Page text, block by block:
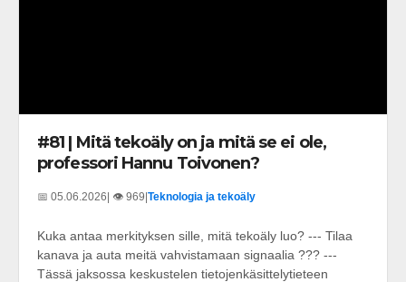
#81 | Mitä tekoäly on ja mitä se ei ole,
professori Hannu Toivonen?
📅 05.06.2026| 👁️ 969|Teknologia ja tekoäly
Kuka antaa merkityksen sille, mitä tekoäly luo? --- Tilaa
kanava ja auta meitä vahvistamaan signaalia ??? ---
Tässä jaksossa keskustelen tietojenkäsittelytieteen